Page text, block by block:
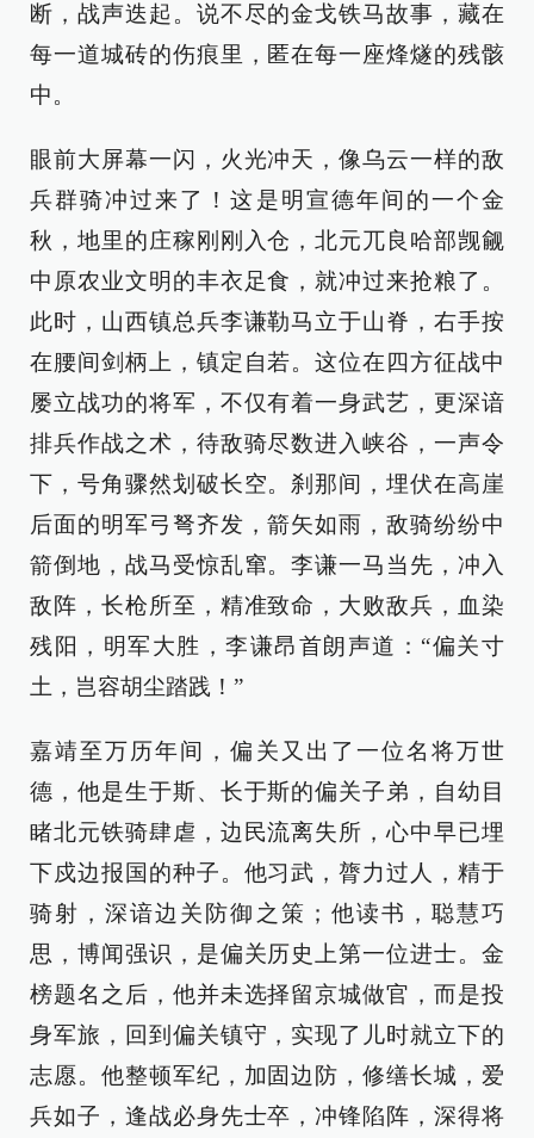
断，战声迭起。说不尽的金戈铁马故事，藏在
每一道城砖的伤痕里，匿在每一座烽燧的残骸
中。
眼前大屏幕一闪，火光冲天，像乌云一样的敌
兵群骑冲过来了！这是明宣德年间的一个金
秋，地里的庄稼刚刚入仓，北元兀良哈部觊觎
中原农业文明的丰衣足食，就冲过来抢粮了。
此时，山西镇总兵李谦勒马立于山脊，右手按
在腰间剑柄上，镇定自若。这位在四方征战中
屡立战功的将军，不仅有着一身武艺，更深谙
排兵作战之术，待敌骑尽数进入峡谷，一声令
下，号角骤然划破长空。刹那间，埋伏在高崖
后面的明军弓弩齐发，箭矢如雨，敌骑纷纷中
箭倒地，战马受惊乱窜。李谦一马当先，冲入
敌阵，长枪所至，精准致命，大败敌兵，血染
残阳，明军大胜，李谦昂首朗声道：“偏关寸
土，岂容胡尘踏践！”
嘉靖至万历年间，偏关又出了一位名将万世
德，他是生于斯、长于斯的偏关子弟，自幼目
睹北元铁骑肆虐，边民流离失所，心中早已埋
下戍边报国的种子。他习武，膂力过人，精于
骑射，深谙边关防御之策；他读书，聪慧巧
思，博闻强识，是偏关历史上第一位进士。金
榜题名之后，他并未选择留京城做官，而是投
身军旅，回到偏关镇守，实现了儿时就立下的
志愿。他整顿军纪，加固边防，修缮长城，爱
兵如子，逢战必身先士卒，冲锋陷阵，深得将